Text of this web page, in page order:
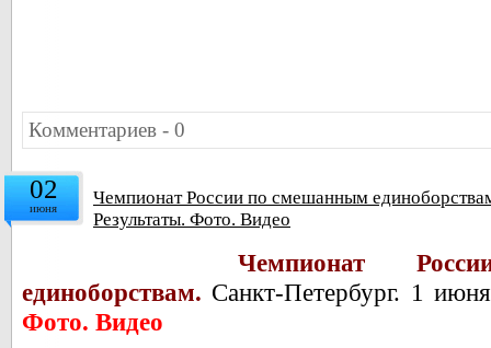
Комментариев - 0
02
июня
Чемпионат России по смешанным
Результаты. Фото. Видео
Чемпионат
единоборствам. Санкт-Петербург. 1
Фото. Видео